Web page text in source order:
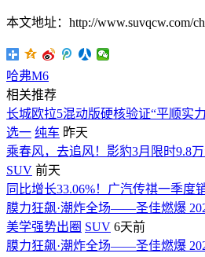
本文地址：http://www.suvqcw.com/
哈弗M6
相关推荐
长城欧拉5混动版硬核验证“平顺实
选一 纯车 昨天
乘春风，去追风！影豹3月限时9.8
SUV 前天
同比增长33.06%！广汽传祺一季度
膜力狂飙·潮炸全场——圣佳燃爆
美学强势出圈 SUV 6天前
膜力狂飙·潮炸全场——圣佳燃爆